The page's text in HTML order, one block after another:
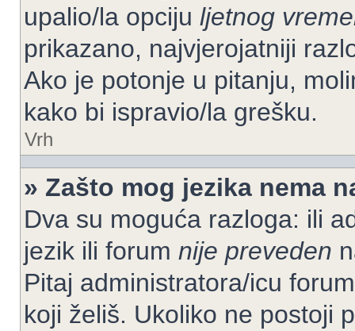
upalio/la opciju ljetnog
prikazano, najvjerojatniji
Ako je potonje u pitanju,
kako bi ispravio/la grešku.
Vrh
» Zašto mog jezika nema
Dva su moguća razloga: ili
jezik ili forum nije preveden
Pitaj administratora/icu
koji želiš. Ukoliko ne postoji